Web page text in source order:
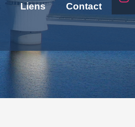
Liens Contact